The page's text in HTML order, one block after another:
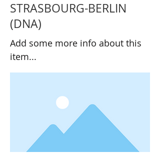
STRASBOURG-BERLIN
(DNA)
Add some more info about this
item...